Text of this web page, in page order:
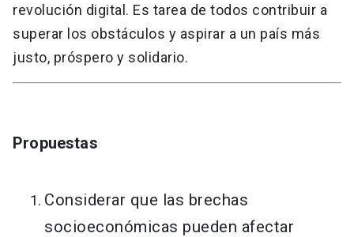
revolución digital. Es tarea de todos contribuir a
superar los obstáculos y aspirar a un país más
justo, próspero y solidario.
Propuestas
Considerar que las brechas
socioeconómicas pueden afectar